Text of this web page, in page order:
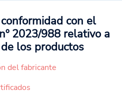
con el
2023/988 relativo a
los productos
del fabricante